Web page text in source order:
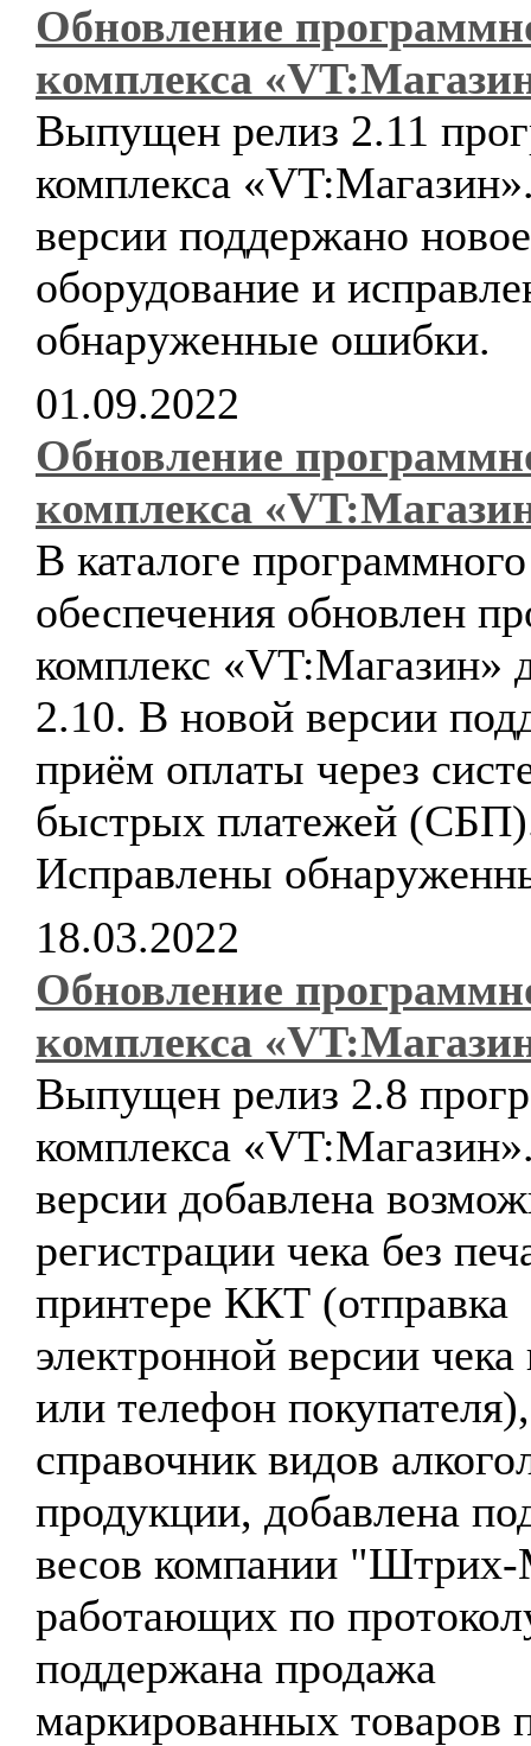
Обновление
комплекса
Выпущен релиз 2.11
комплекса
версии поддержано новое
оборудование и
обнаруженные ошибки.
01.09.2022
Обновление
комплекса
В каталоге программного
обеспечения обновлен
комплекс «VT:Магазин»
2.10. В новой версии
приём оплаты через
быстрых платежей
Исправлены
18.03.2022
Обновление
комплекса
Выпущен релиз 2.8
комплекса
версии добавлена
регистрации чека без
принтере ККТ (отправка
электронной версии
или телефон
справочник видов
продукции, добавлена
весов компании
работающих по
поддержана продажа
маркированных